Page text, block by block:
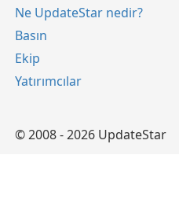
Ne UpdateStar nedir?
Basın
Ekip
Yatırımcılar
© 2008 - 2026 UpdateStar